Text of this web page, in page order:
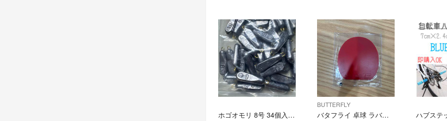
ホゴオモリ 8号 34個入り 釣り 鉛 オモリ 錘 船釣り
BUTTERFLY
バタフライ 卓球 ラバー ディグニクス05 06040 レッド(006) TA(1枚)